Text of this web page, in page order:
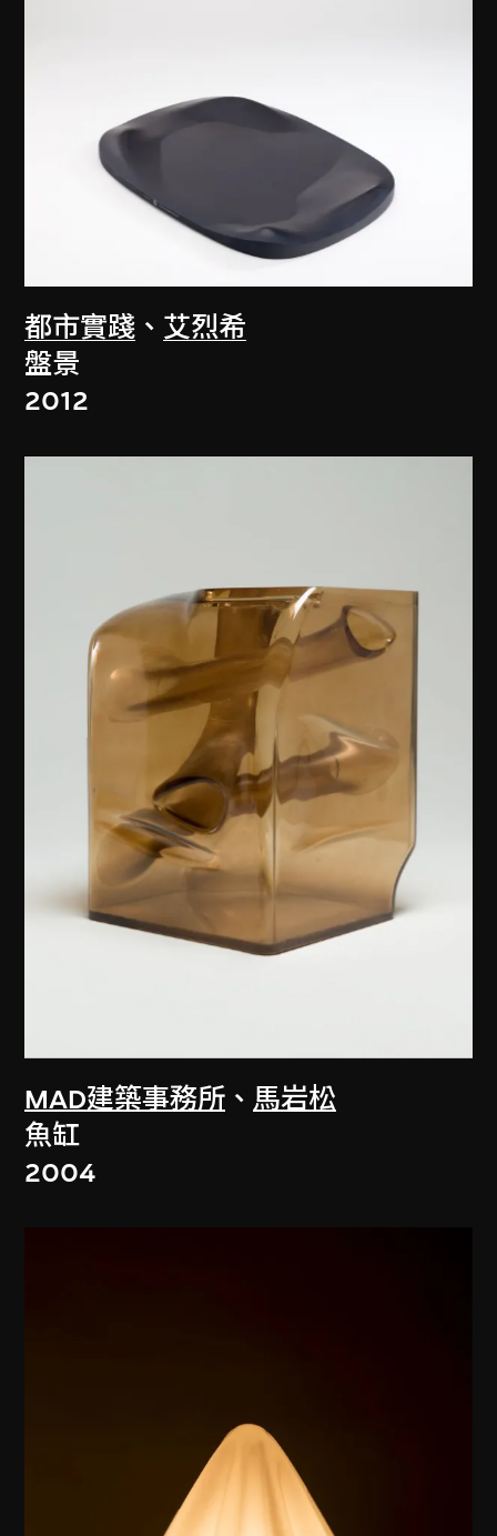
都市實踐 、 艾烈希
盤景
2012
MAD建築事務所 、 馬岩松
魚缸
2004